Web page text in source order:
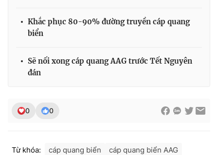
Cơ quan chủ quản:
Giấy phép hoạt động báo in và báo điện tử số 483/GP-BTTTT
Khắc phục 80-90% đường truyền cáp quang
biển
Sẽ nối xong cáp quang AAG trước Tết Nguyên
đán
0 0
Từ khóa: cáp quang biển
cáp quang biển AAG